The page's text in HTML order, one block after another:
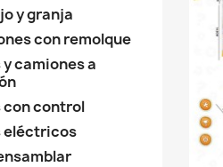
y granja
con remolque
camiones a
con control
eléctricos